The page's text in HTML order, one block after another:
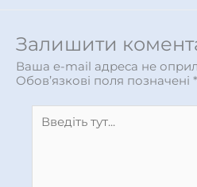
Залишити
Ваша e-mail адреса не
Обов’язкові поля позначені *
тут...